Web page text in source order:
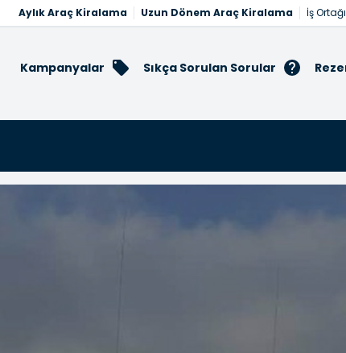
Aylık Araç Kiralama Uzun Dönem Araç Kiralama İş
Kampanyalar Sıkça Sorulan Sorular